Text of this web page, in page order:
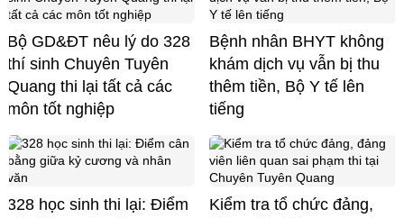
Bộ GD&ĐT nêu lý do 328
thí sinh Chuyên Tuyên
Quang thi lại tất cả các
môn tốt nghiệp
Bệnh nhân BHYT không
khám dịch vụ vẫn bị thu
thêm tiền, Bộ Y tế lên
tiếng
328 học sinh thi lại: Điểm
Kiểm tra tổ chức đảng,